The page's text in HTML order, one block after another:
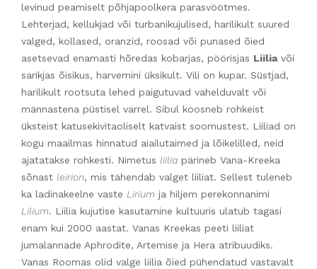
levinud peamiselt põhjapoolkera parasvöötmes.
Lehterjad, kellukjad või turbanikujulised, harilikult suured
valged, kollased, oranzid, roosad või punased õied
asetsevad enamasti hõredas kobarjas, pöörisjas Liiliavõi
sarikjas õisikus, harvemini üksikult. Vili on kupar. Süstjad,
harilikult rootsuta lehed paigutuvad vahelduvalt või
männastena püstisel varrel. Sibul koosneb rohkeist
üksteist katusekivitaoliselt katvaist soomustest. Liiliad on
kogu maailmas hinnatud aiailutaimed ja lõikelilled, neid
ajatatakse rohkesti. Nimetus liilia pärineb Vana-Kreeka
sõnast leirion, mis tähendab valget liiliat. Sellest tuleneb
ka ladinakeelne vaste Lirium ja hiljem perekonnanimi
Lilium. Liilia kujutise kasutamine kultuuris ulatub tagasi
enam kui 2000 aastat. Vanas Kreekas peeti liiliat
jumalannade Aphrodite, Artemise ja Hera atribuudiks.
Vanas Roomas olid valge liilia õied pühendatud vastavalt